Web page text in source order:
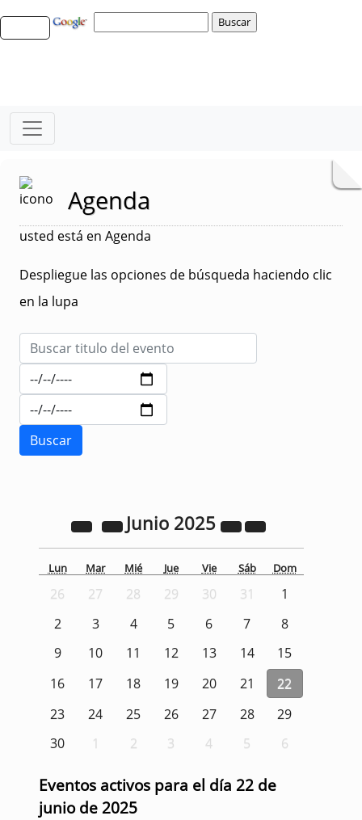
Agenda
usted está en Agenda
Despliegue las opciones de búsqueda haciendo clic
en la lupa
Junio 2025
Lun Mar Mié Jue Vie Sáb Dom
26 27 28 29 30 31
1
2
3 4 5 6 7
8
9
10 11 12 13 14
15
16
17 18 19 20 21
22
23
24 25 26 27 28
29
30
1 2 3 4 5 6
Eventos activos para el día 22 de
junio de 2025